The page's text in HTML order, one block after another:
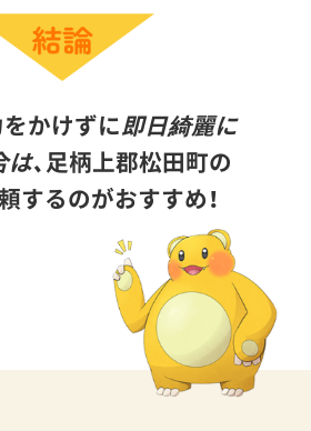
かけずに即日綺麗に
、足柄上郡松田町の
するのがおすすめ！